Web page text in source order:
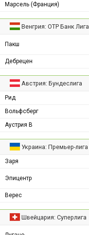
Марсель (Франция)
Венгрия: ОТР Банк Лига
Пакш
Дебрецен
Австрия: Бундеслига
Рид
Вольфсберг
Аустрия В
Украина: Премьер-лига
Заря
Эпицентр
Верес
Швейцария: Суперлига